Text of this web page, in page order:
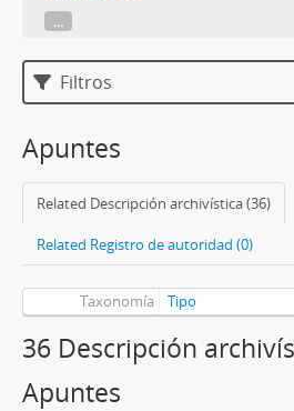
...
Filtros
Apuntes
Related Descripción archivística (36)
Related Registro de autoridad (0)
Taxonomía Tipo
36 Descripción
Apuntes